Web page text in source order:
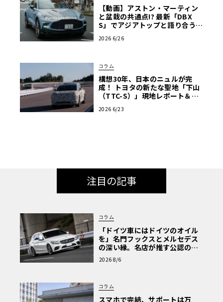
【動画】アストン・マーティン
と盆栽の共通点!? 最新「DBX
S」でアジアトップと語り合う東
コベイワセテ 番外編】
2026 6/26
コラム
構想30年、日本のニュルが完
成！ トヨタの新たな聖地「下山
（TTC-S）」現地レポート＆新
2026 6/23
注目の記事
コラム
「ドイツ車にはドイツのオイル
を」名門フックスとメルセデス
の深い縁。名店が推す公認の安
心と、Cクラスで味わうシルキー
な走り〈PR〉
2026 8/6
コラム
スマホで完結、サポートは万